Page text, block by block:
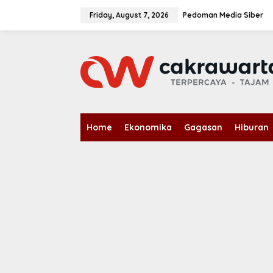
Friday, August 7, 2026 Pedoman Media Siber
Home Ekonomika Gagasan Hiburan